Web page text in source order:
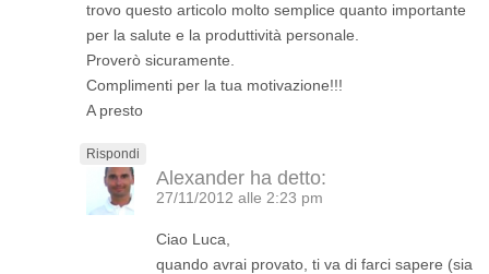
trovo questo articolo molto semplice quanto importante
per la salute e la produttività personale.
Proverò sicuramente.
Complimenti per la tua motivazione!!!
A presto
Rispondi
Alexander ha detto:
27/11/2012 alle 2:23 pm
Ciao Luca,
quando avrai provato, ti va di farci sapere (sia